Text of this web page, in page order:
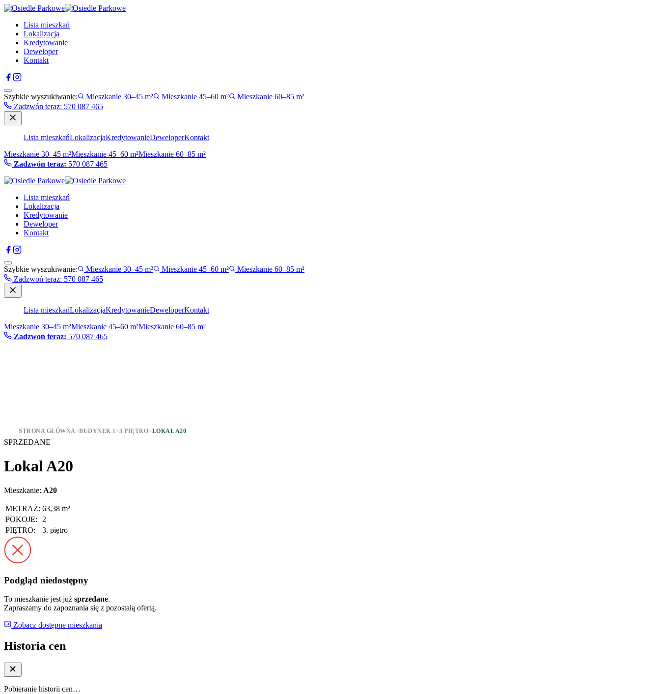
Lista mieszkań
Lokalizacja
Kredytowanie
Deweloper
Kontakt
Szybkie wyszukiwanie: Mieszkanie 30–45 m² Mieszkanie 45–60 m²
Mieszkanie 60–85 m²
Zadzwón teraz: 570 087 465
Lista mieszkańLokalizacjaKredytowanieDeweloperKontakt
Mieszkanie 30–45 m²Mieszkanie 45–60 m²Mieszkanie 60–85 m²
Zadzwón teraz: 570 087 465
Lista mieszkań
Lokalizacja
Kredytowanie
Deweloper
Kontakt
Szybkie wyszukiwanie: Mieszkanie 30–45 m² Mieszkanie 45–60 m²
Mieszkanie 60–85 m²
Zadzwoń teraz: 570 087 465
Lista mieszkańLokalizacjaKredytowanieDeweloperKontakt
Mieszkanie 30–45 m²Mieszkanie 45–60 m²Mieszkanie 60–85 m²
Zadzwoń teraz: 570 087 465
STRONA GŁÓWNA>BUDYNEK 1 >3 PIĘTRO>LOKAL A20
SPRZEDANE
Lokal A20
Mieszkanie: A20
METRAŻ: 63,38 m²
POKOJE:
2
PIĘTRO:
3. piętro
Podgląd niedostępny
To mieszkanie jest już sprzedane.
Zapraszamy do zapoznania się z pozostałą ofertą.
Zobacz dostępne mieszkania
Historia cen
Pobieranie historii cen…